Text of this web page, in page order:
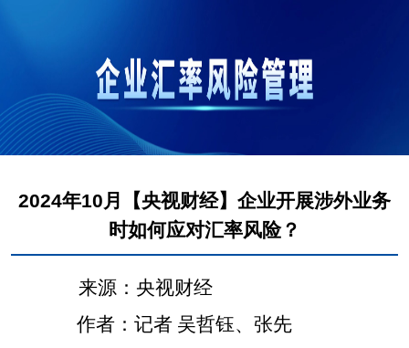
2024年10月【央视财经】企业开展涉外业务
时如何应对汇率风险？
来源：央视财经
作者：记者 吴哲钰、张先